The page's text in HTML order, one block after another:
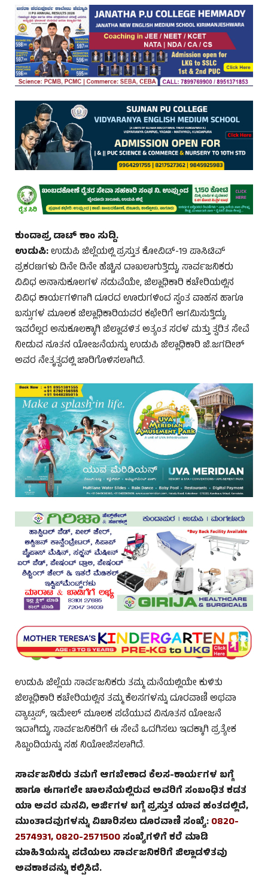
ಕುಂದಾಪ್ರ ಡಾಟ್ ಕಾಂ ಸುದ್ದಿ.
ಉಡುಪಿ:ಉಡುಪಿ ಜಿಲ್ಲೆಯಲ್ಲಿ ಪ್ರಸ್ತುತ ಕೋವಿಡ್-19 ಪಾಸಿಟಿವ್
ಪ್ರಕರಣಗಳು ದಿನೇ ದಿನೇ ಹೆಚ್ಚಿನ ದಾಖಲಾಗುತ್ತಿದ್ದು, ಸಾರ್ವಜನಿಕರು
ವಿವಿಧ ಅನಾನುಕೂಲಗಳ ನಡುವೆಯೇ, ಜಿಲ್ಲಾಧಿಕಾರಿ ಕಚೇರಿಯಲ್ಲಿನ
ವಿವಿಧ ಕಾರ್ಯಗಳಿಗಾಗಿ ದೂರದ ಊರುಗಳಿಂದ ಸ್ವಂತ ವಾಹನ ಹಾಗೂ
ಬಸ್ಸುಗಳ ಮೂಲಕ ಜಿಲ್ಲಾಧಿಕಾರಿಯವರ ಕಛೇರಿಗೆ ಆಗಮಿಸುತ್ತಿದ್ದು,
ಇವರೆಲ್ಲರ ಅನುಕೂಲಕ್ಕಾಗಿ ಜಿಲ್ಲಾಡಳಿತ ಅತ್ಯಂತ ಸರಳ ಮತ್ತು ತ್ವರಿತ ಸೇವೆ
ನೀಡುವ ನೂತನ ಯೋಜನೆಯನ್ನು ಉಡುಪಿ ಜಿಲ್ಲಾಧಿಕಾರಿ ಜಿ.ಜಗದೀಶ್
ಅವರ ನೇತೃತ್ವದಲ್ಲಿ ಜಾರಿಗೊಳಿಸಲಾಗಿದೆ.
ಉಡುಪಿ ಜಿಲ್ಲೆಯ ಸಾರ್ವಜನಿಕರು ತಮ್ಮ ಮನೆಯಲ್ಲಿಯೇ ಕುಳಿತು
ಜಿಲ್ಲಾಧಿಕಾರಿ ಕಚೇರಿಯಲ್ಲಿನ ತಮ್ಮ ಕೆಲಸಗಳನ್ನು ದೂರವಾಣಿ ಅಥವಾ
ವ್ಯಾಟ್ಸಪ್, ಇಮೇಲ್ ಮೂಲಕ ಪಡೆಯುವ ವಿನೂತನ ಯೋಜನೆ
ಇದಾಗಿದ್ದು, ಸಾರ್ವಜನಿಕರಿಗೆ ಈ ಸೇವೆ ಒದಗಿಸಲು ಇದಕ್ಕಾಗಿ ಪ್ರತ್ಯೇಕ
ಸಿಬ್ಬಂದಿಯನ್ನು ಸಹ ನಿಯೋಜಿಸಲಾಗಿದೆ.
ಸಾರ್ವಜನಿಕರು ತಮಗೆ ಆಗಬೇಕಾದ ಕೆಲಸ-ಕಾರ್ಯಗಳ ಬಗ್ಗೆ
ಹಾಗೂ ಈಗಾಗಲೇ ಚಾಲನೆಯಲ್ಲಿರುವ ಅವರಿಗೆ ಸಂಬಂಧಿತ ಕಡತ
ಯಾ ಅವರ ಮನವಿ, ಅರ್ಜಿಗಳ ಬಗ್ಗೆ ಪ್ರಸ್ತುತ ಯಾವ ಹಂತದಲ್ಲಿದೆ,
ಮುಂತಾದವುಗಳನ್ನು ವಿಚಾರಿಸಲು ದೂರವಾಣಿ ಸಂಖ್ಯೆ:0820-
2574931, 0820-2571500ಸಂಖ್ಯೆಗಳಿಗೆ ಕರೆ ಮಾಡಿ
ಮಾಹಿತಿಯನ್ನು ಪಡೆಯಲು ಸಾರ್ವಜನಿಕರಿಗೆ ಜಿಲ್ಲಾಡಳಿತವು
ಅವಕಾಶವನ್ನು ಕಲ್ಪಿಸಿದೆ.